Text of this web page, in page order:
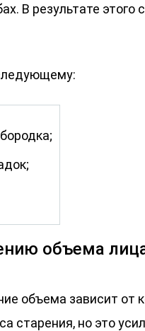
В результате этого
объема
объема зависит от
старения, но это